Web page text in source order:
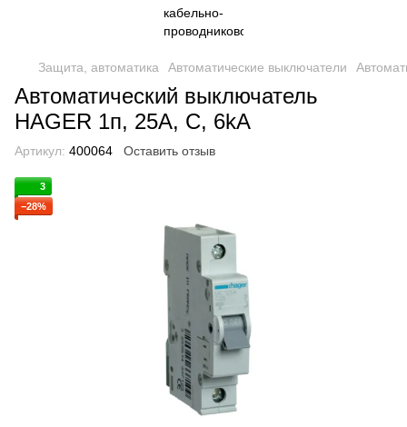
Защита, автоматика Автоматические выключатели
Автоматический выключатель
HAGER 1п, 25А, C, 6kA
Артикул: 400064 Оставить отзыв
3
−28%